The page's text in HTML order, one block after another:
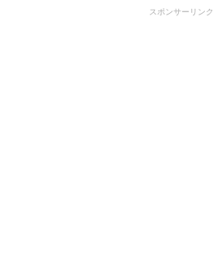
スポンサーリンク